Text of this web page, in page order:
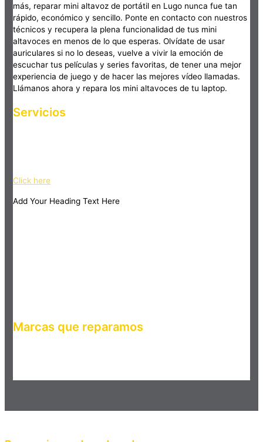
más, reparar mini altavoz de portátil en Lugo nunca fue tan
rápido, económico y sencillo. Ponte en contacto con nuestros
técnicos y recupera la plena funcionalidad de tus mini
altavoces en menos de lo que esperas. Olvídate de usar
auriculares si no lo deseas, vuelve a vivir la emoción de
escuchar tus películas y series favoritas, de tener una mejor
experiencia de juego y de hacer las mejores vídeo llamadas.
Llámanos ahora y repara los mini altavoces de tu laptop.
Servicios
Click here
Add Your Heading Text Here
Marcas que reparamos